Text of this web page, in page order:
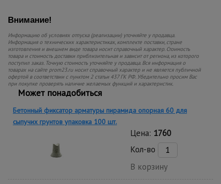
Внимание!
Информацию об условиях отпуска (реализации) уточняйте у продавца.
Информация о технических характеристиках, комплекте поставки, стране
изготовления и внешнем виде товара носит справочный характер. Стоимость
товара и стоимость доставки приблизительная и зависит от региона, из которого
поступил заказ. Точную стоимость уточняйте у продавца. Вся информация о
товарах на сайте prom23.ru носит справочный характер и не является публичной
офертой в соответствии с пунктом 2 статьи 437 ГК РФ. Убедительно просим Вас
при покупке проверять наличие желаемых функций и характеристик.
Может понадобиться
Бетонный фиксатор арматуры пирамида опорная 60 для
сыпучих грунтов упаковка 100 шт.
Цена: 1760
Кол-во
В корзину